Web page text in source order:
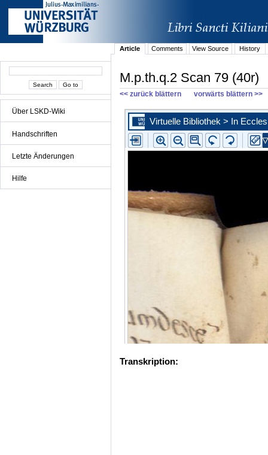
Über LSKD-Wiki
Handschriften
Letzte Änderungen
Hilfe
Article Comments View Source History
M.p.th.q.2 Scan 79 (40r)
<< zurück blättern vorwärts blättern >>
Transkription: